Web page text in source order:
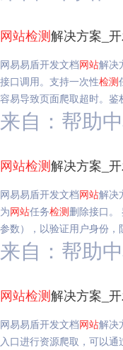
网站检测解决方案_开
网易易盾开发文档网站解决
接口调用。支持一次性检测
容易导致页面爬取超时。鉴
来自：帮助
网站检测解决方案_开
网易易盾开发文档网站解决
为网站任务检测删除接口。
参数），以验证用户身份
来自：帮助
网站检测解决方案_开
网易易盾开发文档网站解决
入口进行资源爬取，可以通